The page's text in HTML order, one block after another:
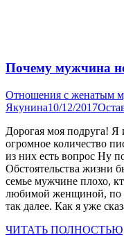
Почему мужчина
Отношения с женатым
Якунина10/12/2017
Дорогая моя подруга!
огромное количество
из них есть вопрос Ну
Обстоятельства жизни
семье мужчине плохо,
любимой женщиной, по
так далее. Как я уже
ЧИТАТЬ ПОЛНОСТЬЮ